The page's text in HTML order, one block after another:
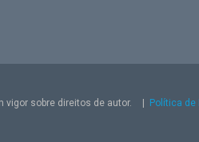
vigor sobre direitos de autor.
Política de